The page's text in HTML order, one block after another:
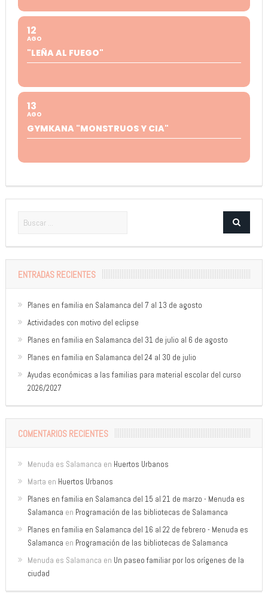
12
AGO
"LEÑA AL FUEGO"
13
AGO
GYMKANA "MONSTRUOS Y CIA"
ENTRADAS RECIENTES
Planes en familia en Salamanca del 7 al 13 de agosto
Actividades con motivo del eclipse
Planes en familia en Salamanca del 31 de julio al 6 de agosto
Planes en familia en Salamanca del 24 al 30 de julio
Ayudas económicas a las familias para material escolar del curso
2026/2027
COMENTARIOS RECIENTES
Menuda es Salamanca en Huertos Urbanos
Marta en Huertos Urbanos
Planes en familia en Salamanca del 15 al 21 de marzo - Menuda es
Salamanca en Programación de las bibliotecas de Salamanca
Planes en familia en Salamanca del 16 al 22 de febrero - Menuda es
Salamanca en Programación de las bibliotecas de Salamanca
Menuda es Salamanca en Un paseo familiar por los orígenes de la
ciudad